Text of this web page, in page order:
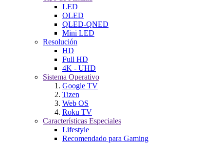
LED
OLED
QLED-QNED
Mini LED
Resolución
HD
Full HD
4K - UHD
Sistema Operativo
Google TV
Tizen
Web OS
Roku TV
Características Especiales
Lifestyle
Recomendado para Gaming